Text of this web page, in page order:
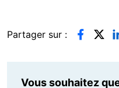
Partager sur :
Vous souhaitez